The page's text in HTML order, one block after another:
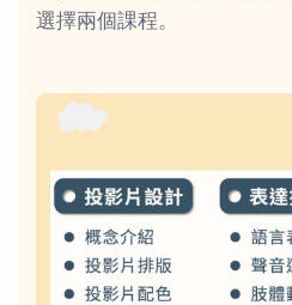
選擇兩個課程。